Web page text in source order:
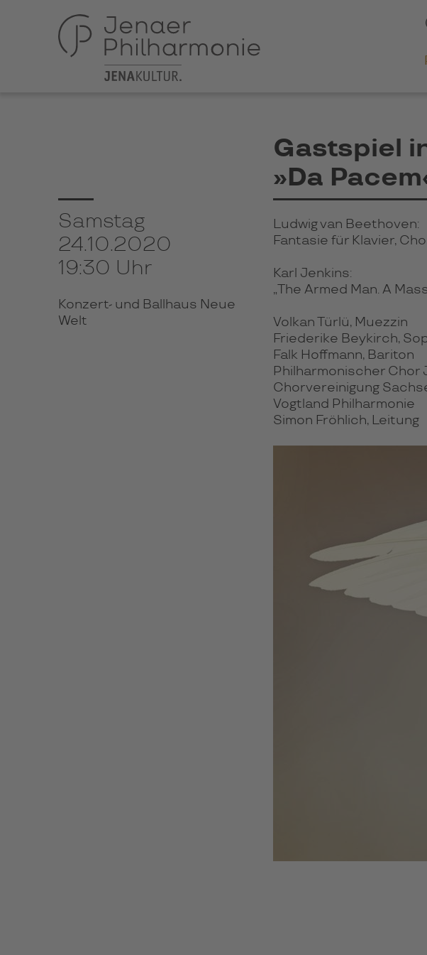
Samstag
24.10.2020
19:30 Uhr
Konzert- und Ballhaus Neue
Welt
Gastspiel
»Da
Ludwig van Beethoven:
Fantasie für Klavier,
Karl Jenkins:
„The Armed Man. A
Volkan Türlü, Muezzin
Friederike Beykirch,
Falk Hoffmann, Bariton
Philharmonischer Chor
Chorvereinigung
Vogtland Philharmonie
Simon Fröhlich, Leitung